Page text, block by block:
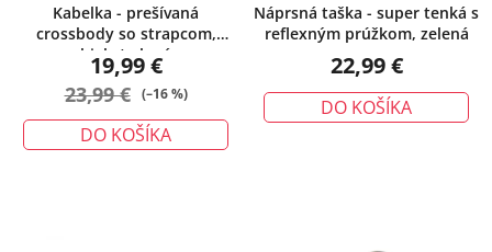
Kabelka - prešívaná
crossbody so strapcom,
bielo/zelená
19,99 €
23,99 € (–16 %)
DO KOŠÍKA
Náprsná taška - super tenká s
reflexným prúžkom, zelená
22,99 €
DO KOŠÍKA